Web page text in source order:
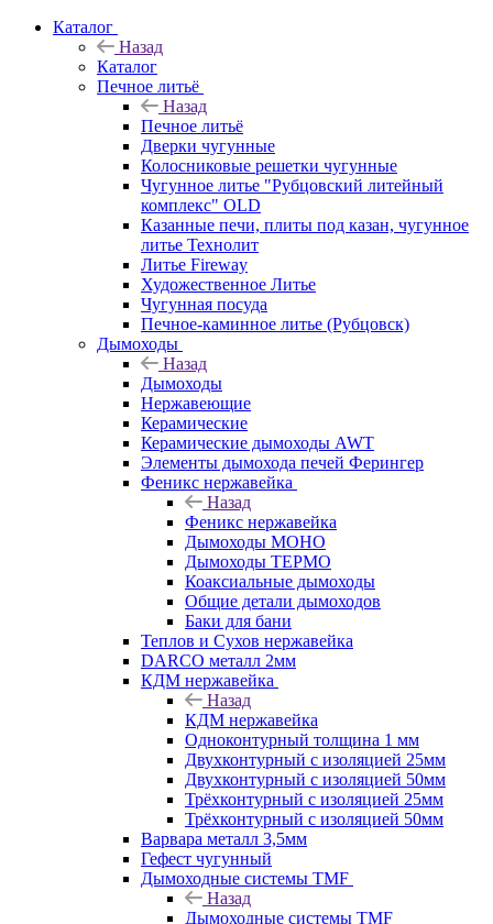
Каталог
Назад
Каталог
Печное литьё
Назад
Печное литьё
Дверки чугунные
Колосниковые решетки чугунные
Чугунное литье "Рубцовский литейный
комплекс" OLD
Казанные печи, плиты под казан, чугунное
литье Технолит
Литье Fireway
Художественное Литье
Чугунная посуда
Печное-каминное литье (Рубцовск)
Дымоходы
Назад
Дымоходы
Нержавеющие
Керамические
Керамические дымоходы AWT
Элементы дымохода печей Ферингер
Феникс нержавейка
Назад
Феникс нержавейка
Дымоходы МОНО
Дымоходы ТЕРМО
Коаксиальные дымоходы
Общие детали дымоходов
Баки для бани
Теплов и Сухов нержавейка
DARCO металл 2мм
КДМ нержавейка
Назад
КДМ нержавейка
Одноконтурный толщина 1 мм
Двухконтурный с изоляцией 25мм
Двухконтурный с изоляцией 50мм
Трёхконтурный с изоляцией 25мм
Трёхконтурный с изоляцией 50мм
Варвара металл 3,5мм
Гефест чугунный
Дымоходные системы TMF
Назад
Дымоходные системы TMF